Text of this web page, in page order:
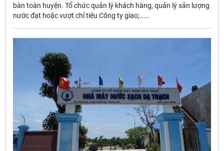
bàn toàn huyện. Tổ chức quản lý khách hàng, quản lý sản lượng
nước đạt hoặc vượt chỉ tiêu Công ty giao;.....